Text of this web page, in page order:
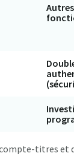
Autres
titres et